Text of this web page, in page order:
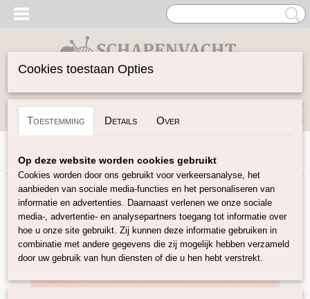
Inloggen Registreren
(0)
Home>Vilten>Wolvilt 20x30>Wolvilt 20x30 zacht roze
Cookies toestaan Opties
Toestemming Details Over
Op deze website worden cookies gebruikt
Cookies worden door ons gebruikt voor verkeersanalyse, het
aanbieden van sociale media-functies en het personaliseren van
informatie en advertenties. Daarnaast verlenen we onze sociale
media-, advertentie- en analysepartners toegang tot informatie over
hoe u onze site gebruikt. Zij kunnen deze informatie gebruiken in
combinatie met andere gegevens die zij mogelijk hebben verzameld
door uw gebruik van hun diensten of die u hen hebt verstrekt.